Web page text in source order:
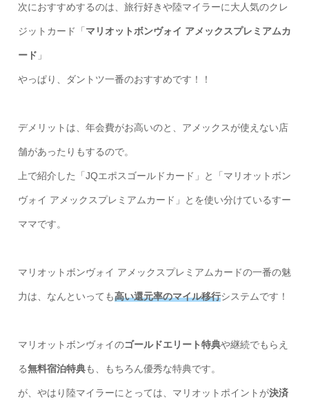
次におすすめするのは、旅行好きや陸マイラーに大人気のクレ
ジットカード「 マリオットボンヴォイ アメックスプレミアムカ
ード 」
やっぱり、ダントツ一番のおすすめです！！
デメリットは、年会費がお高いのと、アメックスが使えない店
舗があったりもするので。
上で紹介した「JQエポスゴールドカード」と「マリオットボン
ヴォイ アメックスプレミアムカード」とを使い分けているすー
ママです。
マリオットボンヴォイ アメックスプレミアムカードの一番の魅
力は、なんといっても高い還元率のマイル移行システムです！
マリオットボンヴォイのゴールドエリート特典や継続でもらえ
る無料宿泊特典も、もちろん優秀な特典です。
が、やはり陸マイラーにとっては、マリオットポイントが決済